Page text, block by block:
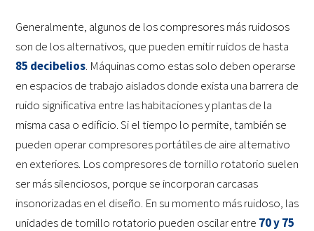
Generalmente, algunos de los compresores más ruidosos
son de los alternativos, que pueden emitir ruidos de hasta
85 decibelios. Máquinas como estas solo deben operarse
en espacios de trabajo aislados donde exista una barrera de
ruido significativa entre las habitaciones y plantas de la
misma casa o edificio. Si el tiempo lo permite, también se
pueden operar compresores portátiles de aire alternativo
en exteriores. Los compresores de tornillo rotatorio suelen
ser más silenciosos, porque se incorporan carcasas
insonorizadas en el diseño. En su momento más ruidoso, las
unidades de tornillo rotatorio pueden oscilar entre 70 y 75